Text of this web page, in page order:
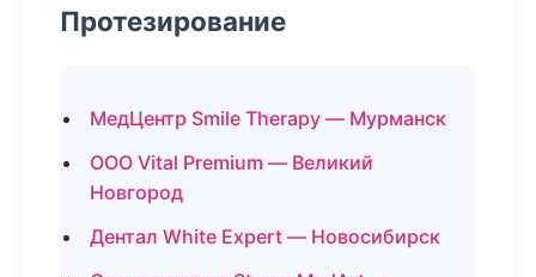
Протезирование
МедЦентр Smile Therapy — Мурманск
ООО Vital Premium — Великий
Новгород
Дентал White Expert — Новосибирск